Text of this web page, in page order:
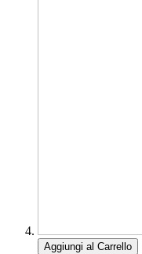
Aggiungi al Carrello